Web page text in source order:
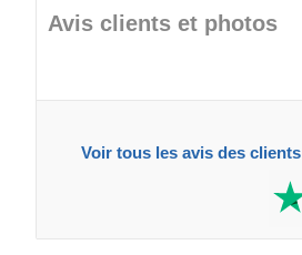
Avis clients et photos
Voir tous les avis des clients